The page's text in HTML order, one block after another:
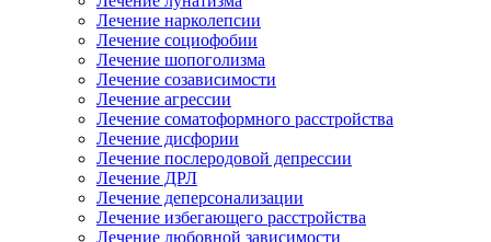
Лечение нарколепсии
Лечение социофобии
Лечение шопоголизма
Лечение созависимости
Лечение агрессии
Лечение соматоформного расстройства
Лечение дисфории
Лечение послеродовой депрессии
Лечение ДРЛ
Лечение деперсонализации
Лечение избегающего расстройства
Лечение любовной зависимости